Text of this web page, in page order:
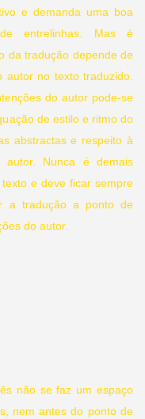
e demanda uma boa
entrelinhas. Mas é
da tradução depende de
autor no texto traduzido.
do autor pode-se
de estilo e ritmo do
abstractas e respeito à
autor. Nunca é demais
e deve ficar sempre
a tradução a ponto de
do autor.
não se faz um espaço
nem antes do ponto de